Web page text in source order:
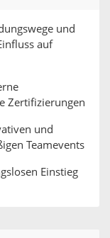
und
auf
Zertifizierungen
und
Teamevents
Einstieg